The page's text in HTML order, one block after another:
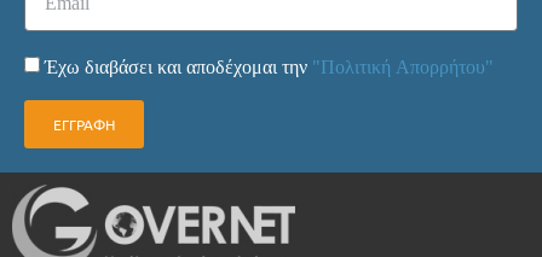
Έχω διαβάσει και αποδέχομαι την "Πολιτική Απορρήτου"
ΕΓΓΡΑΦΗ